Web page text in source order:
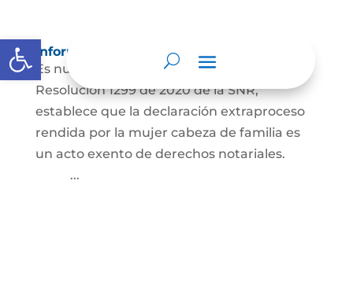
Abrir barra de herramientas
Información para Mujeres.
Es nuestro deber informar que La
Resolución 1299 de 2020 de la SNR,
establece que la declaración extraproceso
rendida por la mujer cabeza de familia es
un acto exento de derechos notariales.
...